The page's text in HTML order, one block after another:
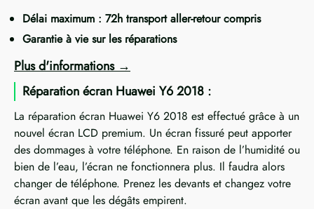
Délai maximum : 72h transport aller-retour compris
Garantie à vie sur les réparations
Plus d'informations
Réparation écran Huawei Y6 2018 :
La réparation écran Huawei Y6 2018 est effectué grâce à un
nouvel écran LCD premium. Un écran fissuré peut apporter
des dommages à votre téléphone. En raison de l’humidité ou
bien de l’eau, l’écran ne fonctionnera plus. Il faudra alors
changer de téléphone. Prenez les devants et changez votre
écran avant que les dégâts empirent.